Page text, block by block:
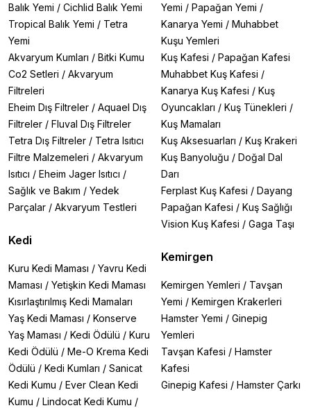
Balık Yemi / Cichlid Balık Yemi
Tropical Balık Yemi / Tetra
Yemi
Akvaryum Kumları / Bitki Kumu
Co2 Setleri / Akvaryum
Filtreleri
Eheim Dış Filtreler / Aquael Dış
Filtreler / Fluval Dış Filtreler
Tetra Dış Filtreler / Tetra Isıtıcı
Filtre Malzemeleri / Akvaryum
Isıtıcı / Eheim Jager Isıtıcı /
Sağlık ve Bakım / Yedek
Parçalar / Akvaryum Testleri
Kedi
Kuru Kedi Maması / Yavru Kedi
Maması / Yetişkin Kedi Maması
Kısırlaştırılmış Kedi Mamaları
Yaş Kedi Maması / Konserve
Yaş Maması / Kedi Ödülü / Kuru
Kedi Ödülü / Me-O Krema Kedi
Ödülü / Kedi Kumları / Sanicat
Kedi Kumu / Ever Clean Kedi
Kumu / Lindocat Kedi Kumu /
Yemi / Papağan Yemi /
Kanarya Yemi / Muhabbet
Kuşu Yemleri
Kuş Kafesi / Papağan Kafesi
Muhabbet Kuş Kafesi /
Kanarya Kuş Kafesi / Kuş
Oyuncakları / Kuş Tünekleri /
Kuş Mamaları
Kuş Aksesuarları / Kuş Krakeri
Kuş Banyoluğu / Doğal Dal
Darı
Ferplast Kuş Kafesi / Dayang
Papağan Kafesi / Kuş Sağlığı
Vision Kuş Kafesi / Gaga Taşı
Kemirgen
Kemirgen Yemleri / Tavşan
Yemi / Kemirgen Krakerleri
Hamster Yemi / Ginepig
Yemleri
Tavşan Kafesi / Hamster
Kafesi
Ginepig Kafesi / Hamster Çarkı